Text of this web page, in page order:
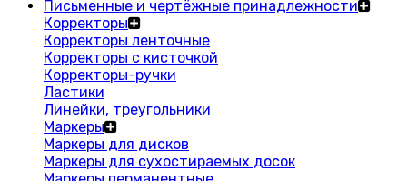
Письменные и чертёжные принадлежности
Корректоры
Корректоры ленточные
Корректоры с кисточкой
Корректоры-ручки
Ластики
Линейки, треугольники
Маркеры
Маркеры для дисков
Маркеры для сухостираемых досок